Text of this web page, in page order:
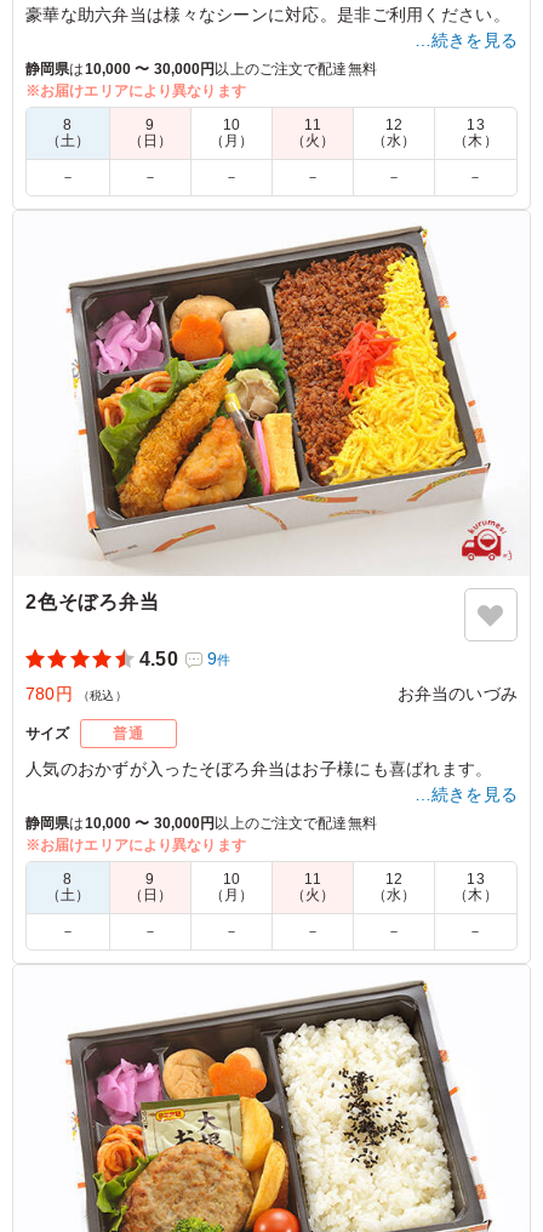
豪華な助六弁当は様々なシーンに対応。是非ご利用ください。
5.0 株式会社RGBサリヴァン
お稲荷さん・巻き寿司などのお寿司を注文できるお店が他
には見つからず、バリエーションがあって助かりました。
また煮物もしっかり味がしみ込んでいて、美味しくいただ
けました。
›勉強会
静岡県浜松市中央区松城町2024/08/10
…続きを見る
静岡県は10,000 〜 30,000円 以上のご注文で配達無料
※お届けエリアにより異なります
8
（土）
9
（日）
10
（月）
11
（火）
12
（水）
13
（木）
－ － － － － －
2色そぼろ弁当
4.50 9件
780円 （税込） お弁当のいづみ
サイズ 普通
人気のおかずが入ったそぼろ弁当はお子様にも喜ばれます。
4.5 株式会社ワールド・コラボ・ジャパン
こちらは安定のおいしさ
静岡県浜松市中央区中央2024/03/04
…続きを見る
静岡県は10,000 〜 30,000円 以上のご注文で配達無料
※お届けエリアにより異なります
8
（土）
9
（日）
10
（月）
11
（火）
12
（水）
13
（木）
－ － － － － －